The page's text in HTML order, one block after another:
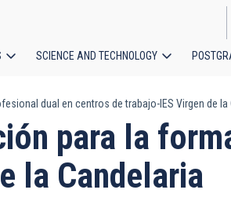
SCIENCE AND TECHNOLOGY
dual en centros de trabajo-IES Virgen de la
para la
la Candelaria